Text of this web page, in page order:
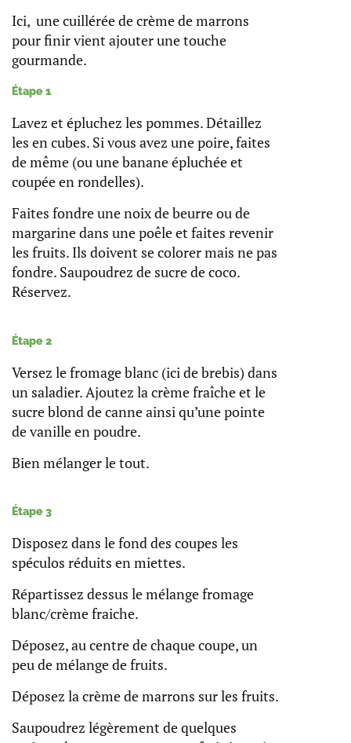
Ici, une cuillérée de crème de marrons
pour finir vient ajouter une touche
gourmande.
Étape 1
Lavez et épluchez les pommes. Détaillez
les en cubes. Si vous avez une poire, faites
de même (ou une banane épluchée et
coupée en rondelles).
Faites fondre une noix de beurre ou de
margarine dans une poêle et faites revenir
les fruits. Ils doivent se colorer mais ne pas
fondre. Saupoudrez de sucre de coco.
Réservez.
Étape 2
Versez le fromage blanc (ici de brebis) dans
un saladier. Ajoutez la crème fraîche et le
sucre blond de canne ainsi qu’une pointe
de vanille en poudre.
Bien mélanger le tout.
Étape 3
Disposez dans le fond des coupes les
spéculos réduits en miettes.
Répartissez dessus le mélange fromage
blanc/crème fraiche.
Déposez, au centre de chaque coupe, un
peu de mélange de fruits.
Déposez la crème de marrons sur les fruits.
Saupoudrez légèrement de quelques